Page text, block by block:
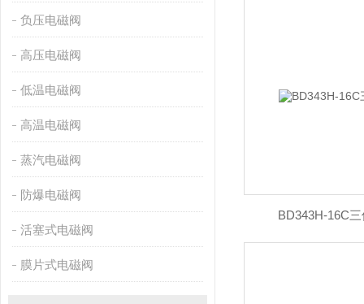
负压电磁阀
高压电磁阀
低温电磁阀
高温电磁阀
蒸汽电磁阀
防爆电磁阀
活塞式电磁阀
膜片式电磁阀
BD343H-16C